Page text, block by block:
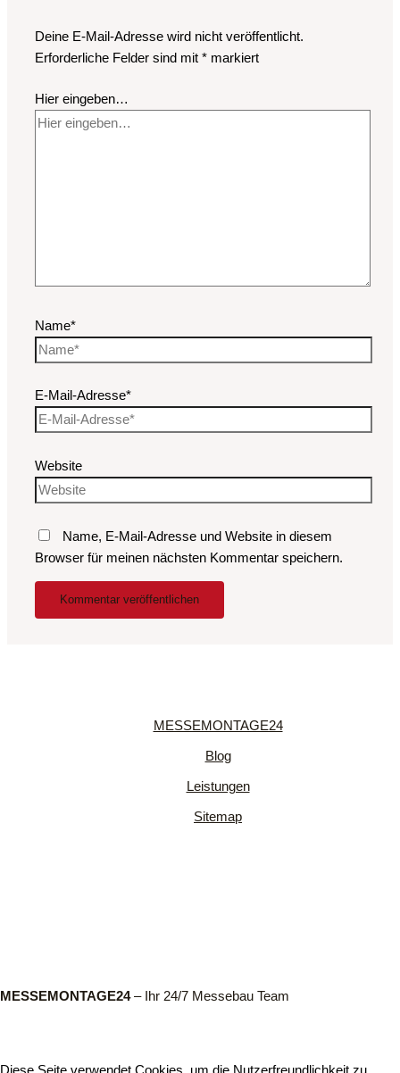
Deine E-Mail-Adresse wird nicht veröffentlicht.
Erforderliche Felder sind mit* markiert
Hier eingeben…
Name*
E-Mail-Adresse*
Website
Name, E-Mail-Adresse und Website in diesem
Browser für meinen nächsten Kommentar speichern.
MESSEMONTAGE24
Blog
Leistungen
Sitemap
MESSEMONTAGE24– Ihr 24/7 Messebau Team